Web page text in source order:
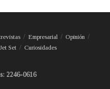
Empresarial
Opinión
Jet Set Curiosidades
2246-0616